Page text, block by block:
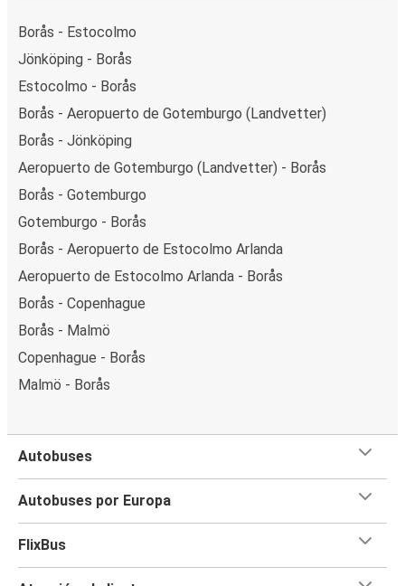
Borås - Estocolmo
Jönköping - Borås
Estocolmo - Borås
Borås - Aeropuerto de Gotemburgo (Landvetter)
Borås - Jönköping
Aeropuerto de Gotemburgo (Landvetter) - Borås
Borås - Gotemburgo
Gotemburgo - Borås
Borås - Aeropuerto de Estocolmo Arlanda
Aeropuerto de Estocolmo Arlanda - Borås
Borås - Copenhague
Borås - Malmö
Copenhague - Borås
Malmö - Borås
Autobuses
Autobuses por Europa
FlixBus